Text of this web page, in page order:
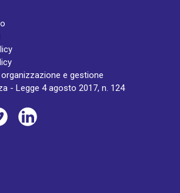
e gestione
- Legge 4 agosto 2017, n. 124